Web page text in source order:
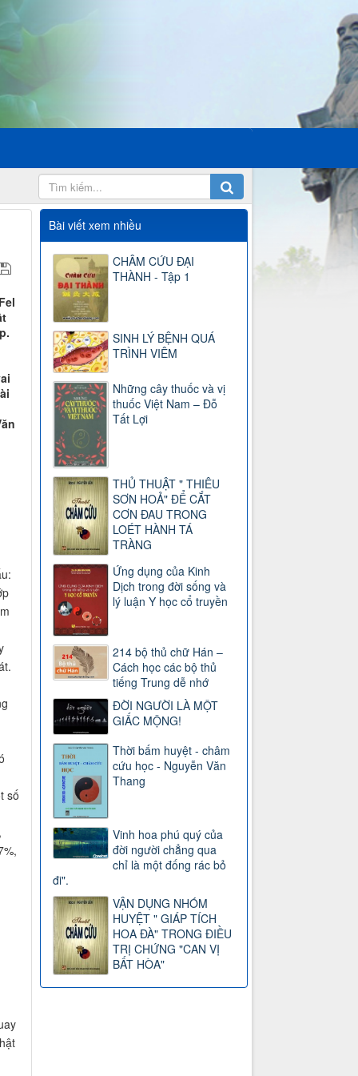
số
Bài viết xem nhiều
CHÂM CỨU ĐẠI
THÀNH - Tập 1
SINH LÝ BỆNH QUÁ
TRÌNH VIÊM
Những cây thuốc và vị
thuốc Việt Nam – Đỗ
Tất Lợi
THỦ THUẬT " THIÊU
SƠN HOẢ" ĐỂ CẮT
CƠN ĐAU TRONG
LOÉT HÀNH TÁ
TRÀNG
Ứng dụng của Kinh
Dịch trong đời sống và
lý luận Y học cổ truyền
214 bộ thủ chữ Hán –
Cách học các bộ thủ
tiếng Trung dễ nhớ
ĐỜI NGƯỜI LÀ MỘT
GIẤC MỘNG!
Thời bấm huyệt - châm
cứu học - Nguyễn Văn
Thang
Vinh hoa phú quý của
đời người chẳng qua
chỉ là một đống rác bỏ
đi".
VẬN DỤNG NHÓM
HUYỆT " GIÁP TÍCH
HOA ĐÀ" TRONG ĐIỀU
TRỊ CHỨNG "CAN VỊ
BẤT HÒA"